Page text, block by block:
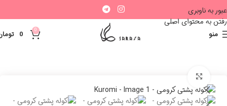
عبور به ناوبری
رفتن به محتوای اصلی
منو 0
0